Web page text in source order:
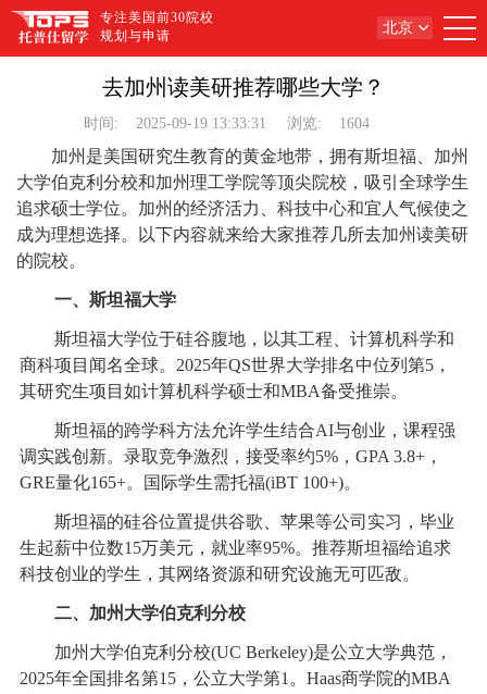
专注美国前30院校
规划与申请
北京
去加州读美研推荐哪些大学？
时间: 2025-09-19 13:33:31 浏览: 1604
加州是美国研究生教育的黄金地带，拥有斯坦福、加州
大学伯克利分校和加州理工学院等顶尖院校，吸引全球学生
追求硕士学位。加州的经济活力、科技中心和宜人气候使之
成为理想选择。以下内容就来给大家推荐几所去加州读美研
的院校。
一、斯坦福大学
斯坦福大学位于硅谷腹地，以其工程、计算机科学和
商科项目闻名全球。2025年QS世界大学排名中位列第5，
其研究生项目如计算机科学硕士和MBA备受推崇。
斯坦福的跨学科方法允许学生结合AI与创业，课程强
调实践创新。录取竞争激烈，接受率约5%，GPA 3.8+，
GRE量化165+。国际学生需托福(iBT 100+)。
斯坦福的硅谷位置提供谷歌、苹果等公司实习，毕业
生起薪中位数15万美元，就业率95%。推荐斯坦福给追求
科技创业的学生，其网络资源和研究设施无可匹敌。
二、加州大学伯克利分校
加州大学伯克利分校(UC Berkeley)是公立大学典范，
2025年全国排名第15，公立大学第1。Haas商学院的MBA